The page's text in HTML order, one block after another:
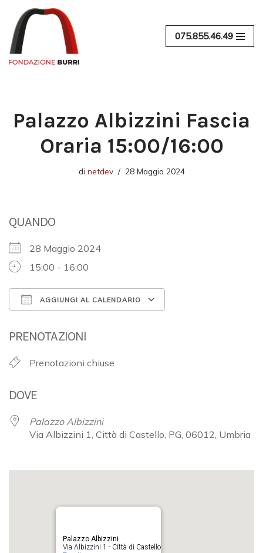
Vai
al
contenuto
075.855.46.49
Palazzo Albizzini Fascia
Oraria 15:00/16:00
di netdev 28 Maggio 2024
QUANDO
28 Maggio 2024
15:00 - 16:00
AGGIUNGI AL CALENDARIO
PRENOTAZIONI
Prenotazioni chiuse
DOVE
Palazzo Albizzini
Via Albizzini 1, Città di Castello, PG, 06012, Umbria
Palazzo Albizzini
Via Albizzini 1 - Città di Castello